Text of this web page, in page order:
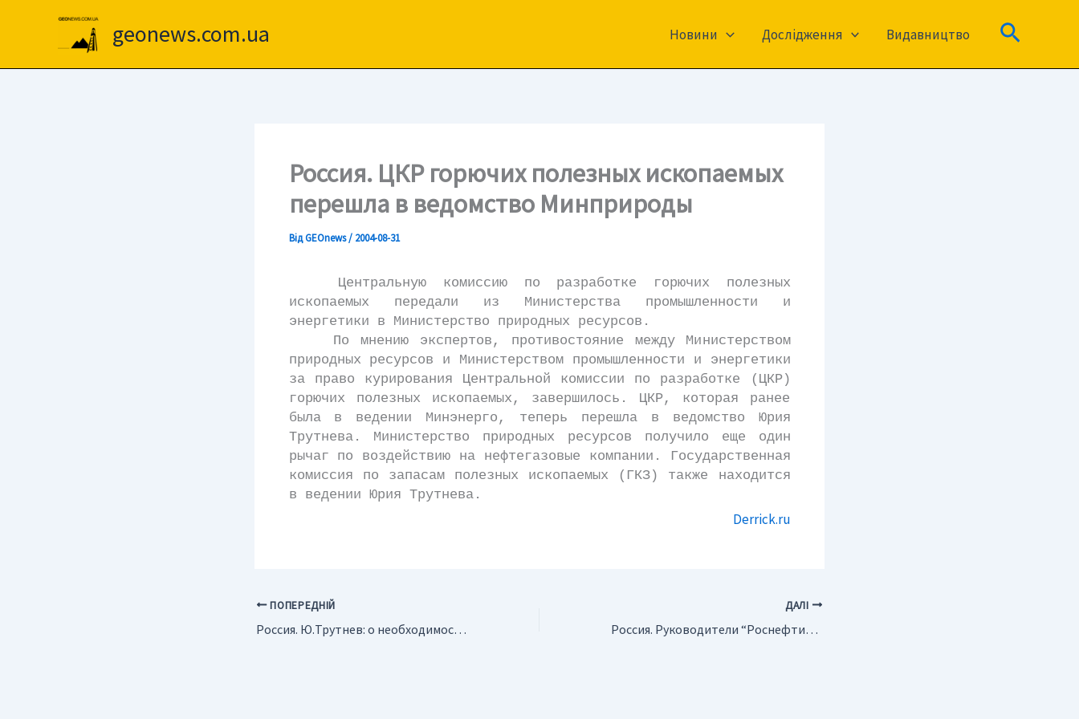
geonews.com.ua Новини Дослідження Видавництво Пошук
Россия. ЦКР горючих полезных ископаемых
перешла в ведомство Минприроды
ВідGEOnews/ 2004-08-31
Центральную комиссию по разработке горючих полезных
ископаемых передали из Министерства промышленности и
энергетики в Министерство природных ресурсов.
По мнению экспертов, противостояние между Министерством
природных ресурсов и Министерством промышленности и энергетики
за право курирования Центральной комиссии по разработке (ЦКР)
горючих полезных ископаемых, завершилось. ЦКР, которая ранее
была в ведении Минэнерго, теперь перешла в ведомство Юрия
Трутнева. Министерство природных ресурсов получило еще один
рычаг по воздействию на нефтегазовые компании. Государственная
комиссия по запасам полезных ископаемых (ГКЗ) также находится
в ведении Юрия Трутнева.
Derrick.ru
ПОПЕРЕДНІЙ
Россия. Ю.Трутнев: о необходимости принятия поправок к закону “О недрах”
ДАЛІ
Россия. Руководители “Роснефти” проверили ход разведочного бурения на Ванкоре